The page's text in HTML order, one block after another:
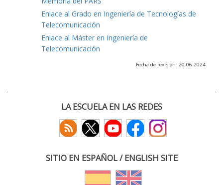
Enlace al Grado en Ingeniería de Tecnologías de
Telecomunicación
Enlace al Máster en Ingeniería de
Telecomunicación
Fecha de revisión: 20-06-2024
LA ESCUELA EN LAS REDES
SITIO EN ESPAÑOL / ENGLISH SITE